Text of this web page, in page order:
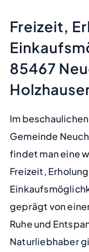
Freizeit,
85467
Im
Gemeinde
findet man eine
Freizeit,
geprägt von
Ruhe und
Naturliebhaber